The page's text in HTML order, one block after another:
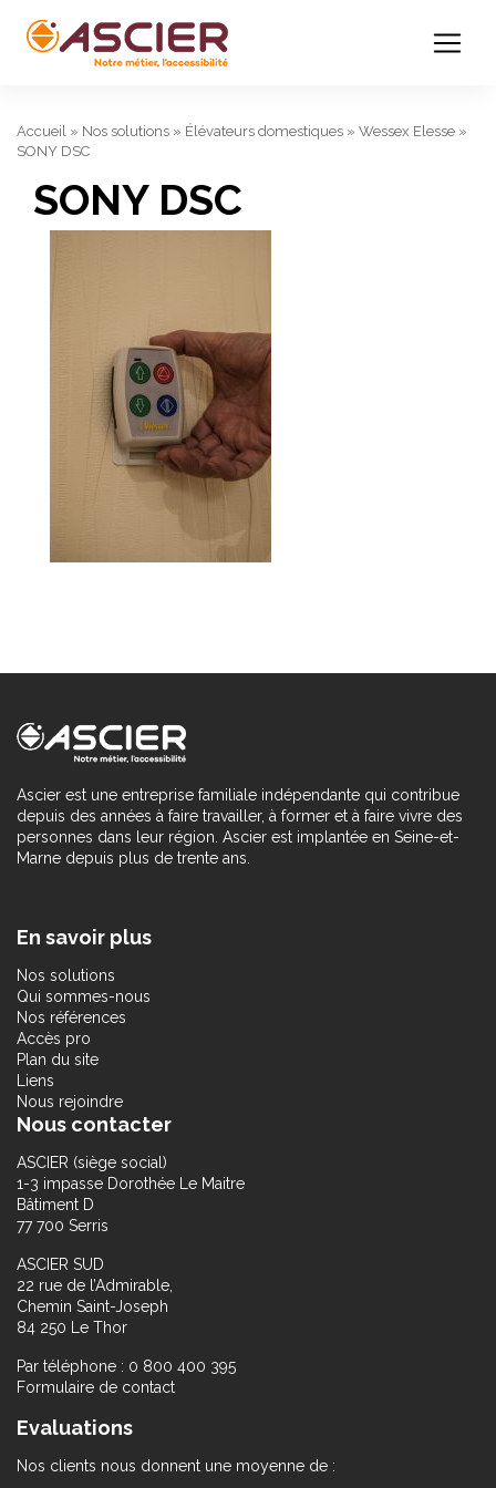
Accueil » Nos solutions » Élévateurs domestiques » Wessex Elesse »
SONY DSC
SONY DSC
Ascier est une entreprise familiale indépendante qui contribue
depuis des années à faire travailler, à former et à faire vivre des
personnes dans leur région. Ascier est implantée en Seine-et-
Marne depuis plus de trente ans.
En savoir plus
Nos solutions
Qui sommes-nous
Nos références
Accès pro
Plan du site
Liens
Nous rejoindre
Nous contacter
ASCIER (siège social)
1-3 impasse Dorothée Le Maitre
Bâtiment D
77 700 Serris
ASCIER SUD
22 rue de l’Admirable,
Chemin Saint-Joseph
84 250 Le Thor
Par téléphone : 0 800 400 395
Formulaire de contact
Evaluations
Nos clients nous donnent une moyenne de :